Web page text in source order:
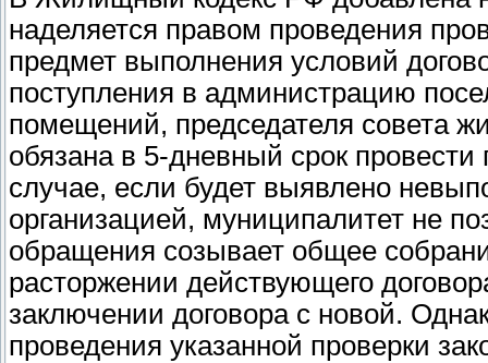
наделяется правом проведения
предмет выполнения условий
поступления в администрацию
помещений, председателя совета
обязана в 5-дневный срок
случае, если будет выявлено
организацией, муниципалитет не
обращения созывает общее
расторжении действующего
заключении договора с новой.
проведения указанной проверки